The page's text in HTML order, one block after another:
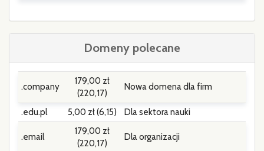
Domeny polecane
.company
179,00 zł
(220,17)
Nowa domena dla firm
.edu.pl 5,00 zł (6,15) Dla sektora nauki
.email
179,00 zł
(220,17)
Dla organizacji